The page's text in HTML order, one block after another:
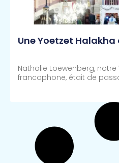
Une Yoetzet Halakha
Nathalie Loewenberg, notre
francophone, était de